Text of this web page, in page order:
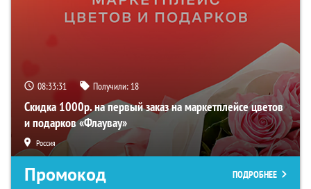
08:33:30 Получили: 18
Скидка 1000р. на первый заказ на маркетплейсе цветов
и подарков «Флаувау»
Россия
Промокод ПОДРОБНЕЕ